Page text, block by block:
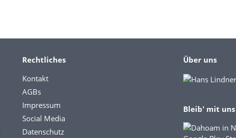
Rechtliches
Kontakt
AGBs
Impressum
Social Media
Datenschutz
Über uns
Bleib' mit